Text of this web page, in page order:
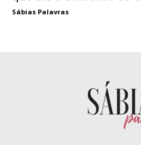
Sábias Palavras